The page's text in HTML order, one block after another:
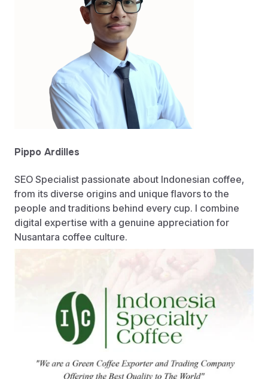
Pippo Ardilles
SEO Specialist passionate about Indonesian coffee,
from its diverse origins and unique flavors to the
people and traditions behind every cup. I combine
digital expertise with a genuine appreciation for
Nusantara coffee culture.